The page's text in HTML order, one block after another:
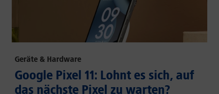
Geräte & Hardware
Google Pixel 11: Lohnt es sich, auf
das nächste Pixel zu warten?